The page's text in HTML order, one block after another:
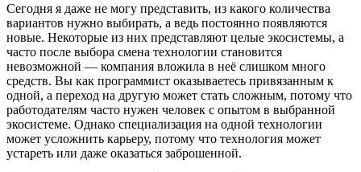
Сегодня я даже не могу представить, из какого количества
вариантов нужно выбирать, а ведь постоянно появляются
новые. Некоторые из них представляют целые экосистемы, а
часто после выбора смена технологии становится
невозможной — компания вложила в неё слишком много
средств. Вы как программист оказываетесь привязанным к
одной, а переход на другую может стать сложным, потому что
работодателям часто нужен человек с опытом в выбранной
экосистеме. Однако специализация на одной технологии
может усложнить карьеру, потому что технология может
устареть или даже оказаться заброшенной.